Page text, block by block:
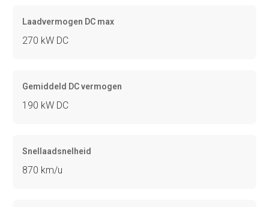
Laadvermogen DC max
270 kW DC
Gemiddeld DC vermogen
190 kW DC
Snellaadsnelheid
870 km/u